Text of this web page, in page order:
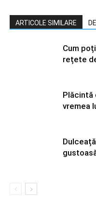
ARTICOLE SIMILARE
Cum
rețete
Plăcintă
vremea